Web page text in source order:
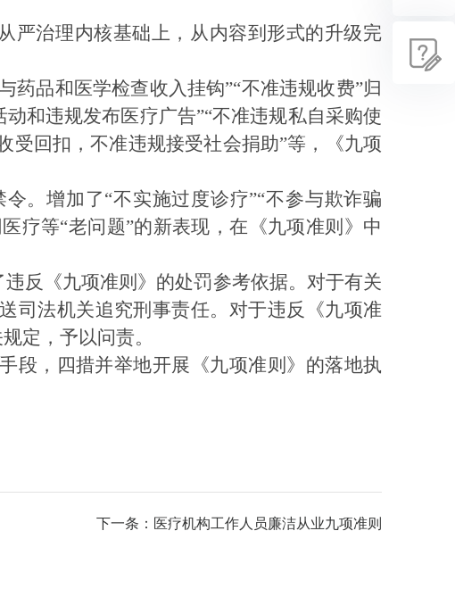
严治理内核基础上，从内容到形式的升级完
药品和医学检查收入挂钩”“不准违规收费”归
和违规发布医疗广告”“不准违规私自采购使
受回扣，不准违规接受社会捐助”等，《九项
。增加了“不实施过度诊疗”“不参与欺诈骗
疗等“老问题”的新表现，在《九项准则》中
反《九项准则》的处罚参考依据。对于有关
司法机关追究刑事责任。对于违反《九项准
定，予以问责。
段，四措并举地开展《九项准则》的落地执
下一条：医疗机构工作人员廉洁从业九项准则